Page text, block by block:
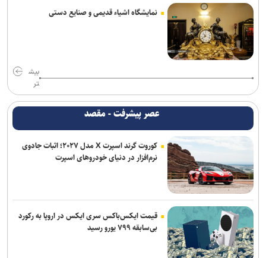
نمایشگاه اشیاء قدیمی و صنایع دستی
بیش
تر
عصر پیشرفت - مقصد
کوروت گرند اسپرت X مدل ۲۰۲۷؛ اثبات جادوی
نرم‌افزار در دنیای خودروهای اسپرت
قیمت ایکس‌باکس سری ایکس در اروپا به رکورد
بی‌سابقه ۷۹۹ یورو رسید